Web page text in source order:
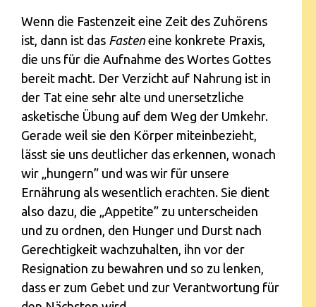
Wenn die Fastenzeit eine Zeit des Zuhörens
ist, dann ist das Fasten eine konkrete Praxis,
die uns für die Aufnahme des Wortes Gottes
bereit macht. Der Verzicht auf Nahrung ist in
der Tat eine sehr alte und unersetzliche
asketische Übung auf dem Weg der Umkehr.
Gerade weil sie den Körper miteinbezieht,
lässt sie uns deutlicher das erkennen, wonach
wir „hungern” und was wir für unsere
Ernährung als wesentlich erachten. Sie dient
also dazu, die „Appetite” zu unterscheiden
und zu ordnen, den Hunger und Durst nach
Gerechtigkeit wachzuhalten, ihn vor der
Resignation zu bewahren und so zu lenken,
dass er zum Gebet und zur Verantwortung für